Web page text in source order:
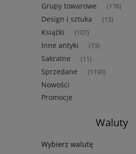
Grupy towarowe (176)
Design i sztuka (15)
Książki (107)
Inne antyki (73)
Sakralne (11)
Sprzedane (1190)
Nowości
Promocje
Waluty
Wybierz walutę